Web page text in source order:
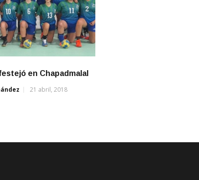
en Chapadmalal
21 abril, 2018